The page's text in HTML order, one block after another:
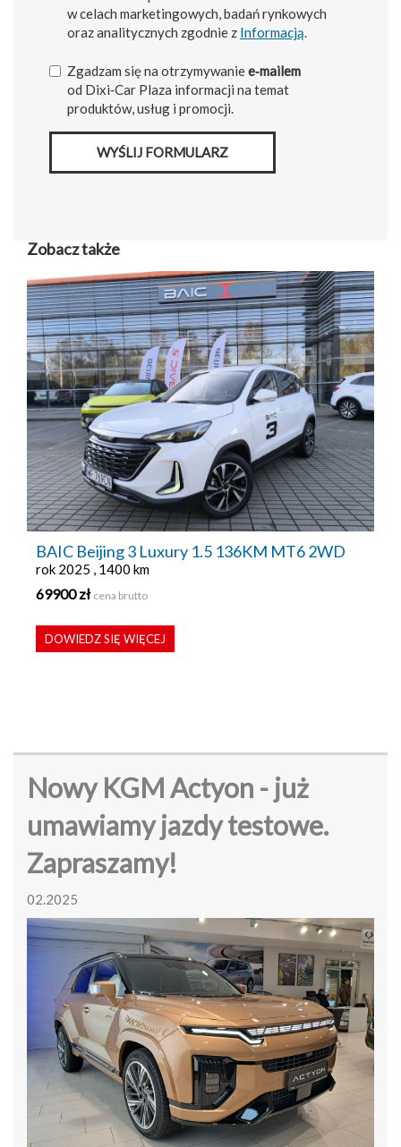
w celach marketingowych, badań rynkowych
oraz analitycznych zgodnie z Informacją.
Zgadzam się na otrzymywaniee‑mailem
od Dixi‑Car Plaza informacji na temat
produktów, usług i promocji.
WYŚLIJ FORMULARZ
Zobacz także
BAIC Beijing 3 Luxury 1.5 136KM MT6 2WD
rok 2025 , 1400 km
69900 zł cena brutto
DOWIEDZ SIĘ WIĘCEJ
Nowy KGM Actyon - już
umawiamy jazdy testowe.
Zapraszamy!
02.2025